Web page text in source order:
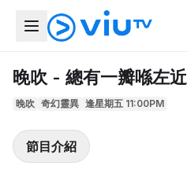
晚吹 - 總有一瓣喺左近
晚吹 奇幻靈異 逢星期五 11:00PM
節目介紹